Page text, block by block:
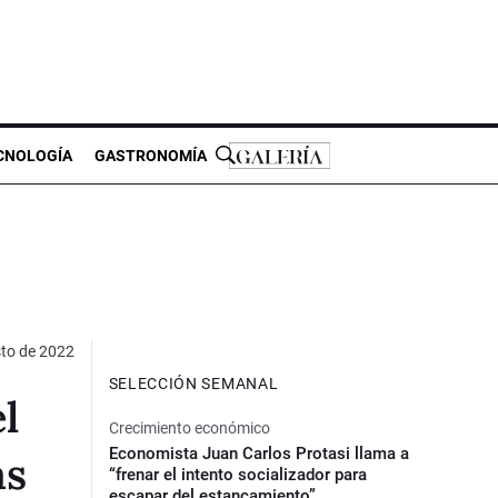
GASTRONOMÍA
de 2022
SELECCIÓN SEMANAL
Crecimiento económico
Economista Juan Carlos Protasi llama a
“frenar el intento socializador para